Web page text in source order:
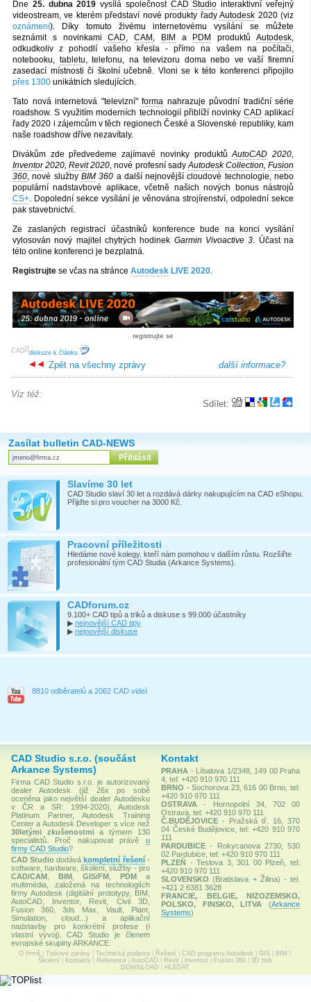
Dne 25. dubna 2019 vysílá společnost CAD Studio interaktivní veřejný
videostream, ve kterém představí nové produkty řadyAutodesk 2020 (viz
oznámení). Díky tomuto živému internetovému vysílání se můžete
seznámit s novinkamiCAD,CAM , BIM a PDM produktůAutodesk,
odkudkoliv z pohodlí vašeho křesla - přímo na vašem na počítači,
notebooku, tabletu, telefonu, na televizoru doma nebo ve vaší firemní
zasedací místnosti či školní učebně. Vloni se k této konferenci připojilo
přes 1300 unikátních sledujících.
Tato nová internetová "televizní" forma nahrazuje původní tradiční série
roadshow. S využitím moderních technologií přiblíží novinky CAD aplikací
řady 2020 i zájemcům v těch regionech České a Slovenské republiky, kam
naše roadshow dříve nezavítaly.
Divákům zde předvedeme zajímavé novinky produktůAutoCAD 2020,
Inventor2020,Revit2020, nové profesní sadyAutodesk Collection,Fusion
360, nové služby BIM360 a další nejnovější cloudové technologie, nebo
populární nadstavbové aplikace, včetně našich nových bonus nástrojů
CS+. Dopolední sekce vysílání je věnována strojírenství, odpolední sekce
pak stavebnictví.
Ze zaslaných registrací účastníků konference bude na konci vysílání
vylosován nový majitel chytrých hodinek Garmin Vivoactive 3. Účast na
této online konferenci je bezplatná.
Registrujte se včas na stránce Autodesk LIVE 2020.
registrujte se
[
CAD ]
diskuze k článku
další informace?
Zpět na všechny zprávy
Sdílet:
Viz též:
Zasílat bulletin CAD-NEWS
Slavíme 30 let
CAD Studio slaví 30 let a rozdává dárky nakupujícím na CAD eShopu.
Přijďte si pro voucher na 3000 Kč.
Pracovní příležitosti
Hledáme nové kolegy, kteří nám pomohou v dalším růstu. Rozšiřte
profesionální tým CAD Studia (Arkance Systems).
CADforum.cz
9.100+ CAD tipů a triků a diskuse s 99.000 účastníky
▶ nejnovější CAD tipy
▶ nejnovější diskuse
8810 odběratelů a 2062 CAD videí
CAD Studio s.r.o. (součást
Arkance Systems)
Firma CAD Studio s.r.o. je autorizovaný
dealer Autodesk (již 26x po sobě
oceněna jako největší dealer Autodesku
v ČR a SR: 1994-2020), Autodesk
Platinum Partner, Autodesk Training
Center a Autodesk Developer s více než
30letými zkušenostmia týmem 130
specialistů. Proč nakupovat právě u
firmy CAD Studio?
CAD Studio dodávákompletní řešení-
software, hardware, školení, služby - pro
CAD/CAM
BIM,GIS/FM ,PDM a
multimédia, založená na technologiích
firmy Autodesk (digitální prototypy, BIM,
AutoCAD, Inventor, Revit, Civil 3D,
Fusion 360, 3ds Max, Vault, Plant,
Simulation, cloud...) a aplikační
nadstavby pro konkrétní profese (i
vlastní vývoj). CAD Studio je členem
evropské skupiny ARKANCE.
Kontakt
PRAHA - Líbalova 1/2348, 149 00 Praha
4, tel: +420 910 970 111
BRNO - Sochorova 23, 616 00 Brno, tel:
+420 910 970 111
OSTRAVA
- Hornopolní 34, 702 00
Ostrava, tel: +420 910 970 111
Č.BUDĚJOVICE - Pražská tř. 16, 370
04 České Budějovice, tel: +420 910 970
111
PARDUBICE - Rokycanova 2730, 530
02 Pardubice, tel: +420 910 970 111
PLZEŇ - Teslova 3, 301 00 Plzeň, tel:
+420 910 970 111
SLOVENSKO (Bratislava + Žilina) - tel.
+421 2 6381 3628
FRANCIE, BELGIE, NIZOZEMSKO,
POLSKO, FINSKO, LITVA
(Arkance
Systems)
O firmě Tiskové zprávy Technická podpora Řešení CAD programy Autodesk GIS BIM
Školení
Kontakty Reference| AutoCAD Revit Inventor| Fusion 360| 3D tisk
DOWNLOAD
HLEDAT